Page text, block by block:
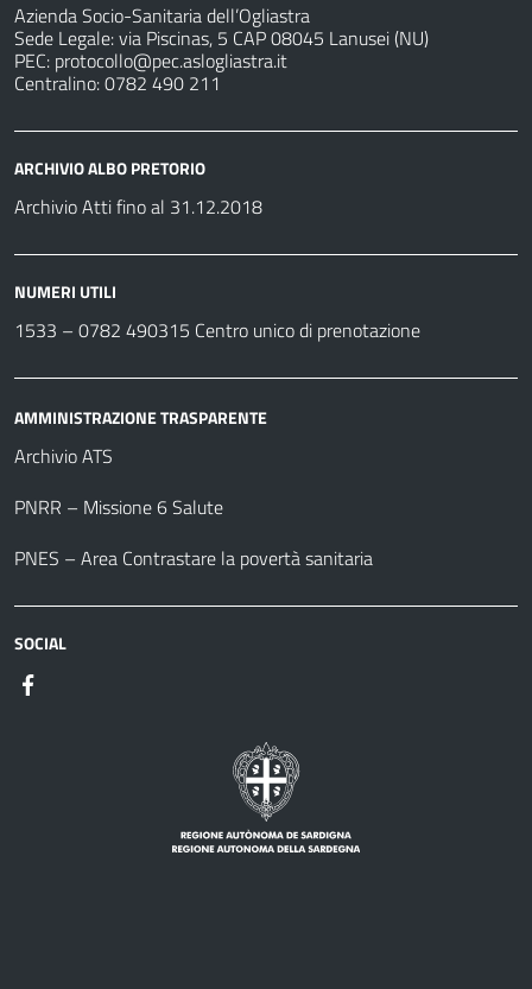
Azienda Socio-Sanitaria dell’Ogliastra
Sede Legale: via Piscinas, 5 CAP 08045 Lanusei (NU)
PEC: protocollo@pec.aslogliastra.it
Centralino: 0782 490 211
ARCHIVIO ALBO PRETORIO
Archivio Atti fino al 31.12.2018
NUMERI UTILI
1533 – 0782 490315 Centro unico di prenotazione
AMMINISTRAZIONE TRASPARENTE
Archivio ATS
PNRR – Missione 6 Salute
PNES – Area Contrastare la povertà sanitaria
SOCIAL